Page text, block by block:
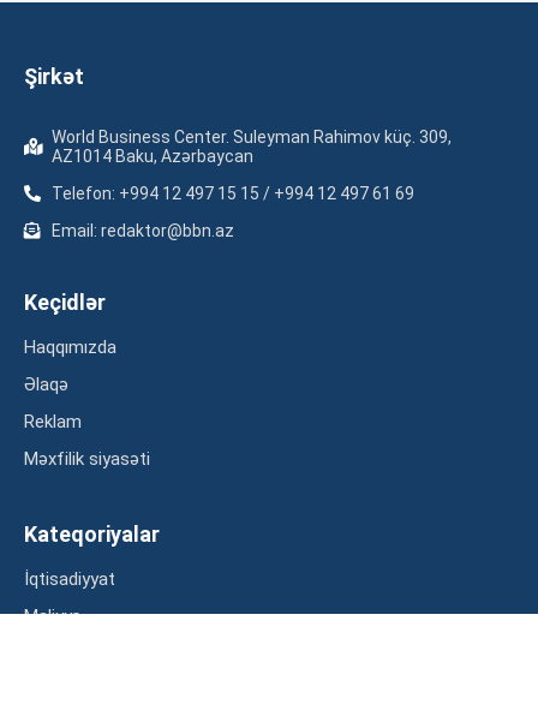
Şirkət
World Business Center. Suleyman Rahimov küç. 309,
AZ1014 Baku, Azərbaycan
Telefon: +994 12 497 15 15 / +994 12 497 61 69
Email: redaktor@bbn.az
Keçidlər
Haqqımızda
Əlaqə
Reklam
Məxfilik siyasəti
Kateqoriyalar
İqtisadiyyat
Maliyyə